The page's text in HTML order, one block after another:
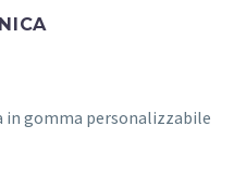
in gomma personalizzabile